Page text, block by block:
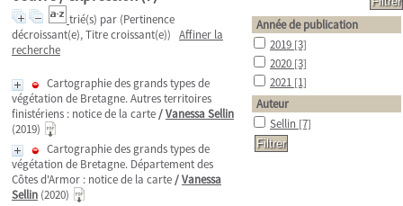
trié(s) par (Pertinence
décroissant(e), Titre croissant(e)) Affiner la
recherche
Cartographie des grands types de
végétation de Bretagne. Autres territoires
finistériens : notice de la carte/Vanessa Sellin
(2019)
Cartographie des grands types de
végétation de Bretagne. Département des
Côtes d'Armor : notice de la carte/Vanessa
Sellin (2020)
Année de publication
2019 [3]
2020 [3]
2021 [1]
Auteur
Sellin [7]